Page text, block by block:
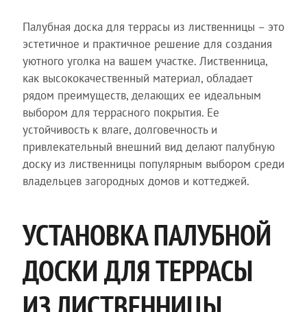
Палубная доска для террасы из лиственницы – это
эстетичное и практичное решение для создания
уютного уголка на вашем участке. Лиственница,
как высококачественный материал, обладает
рядом преимуществ, делающих ее идеальным
выбором для террасного покрытия. Ее
устойчивость к влаге, долговечность и
привлекательный внешний вид делают палубную
доску из лиственницы популярным выбором среди
владельцев загородных домов и коттеджей.
УСТАНОВКА ПАЛУБНОЙ
ДОСКИ ДЛЯ ТЕРРАСЫ